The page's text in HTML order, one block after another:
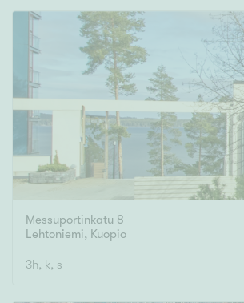
Messuportinkatu 8
Lehtoniemi, Kuopio
3h, k, s